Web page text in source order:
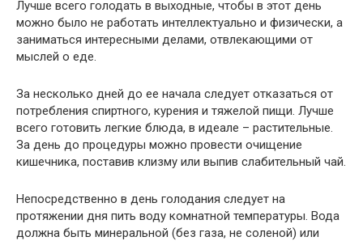
Лучше всего голодать в выходные, чтобы в этот день
можно было не работать интеллектуально и физически, а
заниматься интересными делами, отвлекающими от
мыслей о еде.
За несколько дней до ее начала следует отказаться от
потребления спиртного, курения и тяжелой пищи. Лучше
всего готовить легкие блюда, в идеале – растительные.
За день до процедуры можно провести очищение
кишечника, поставив клизму или выпив слабительный чай.
Непосредственно в день голодания следует на
протяжении дня пить воду комнатной температуры. Вода
должна быть минеральной (без газа, не соленой) или